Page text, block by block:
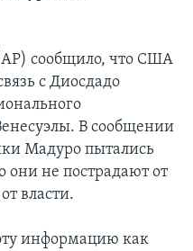
сообщило, что США
с Диосдадо
В сообщении
Мадуро пытались
они не пострадают от
власти.
информацию как